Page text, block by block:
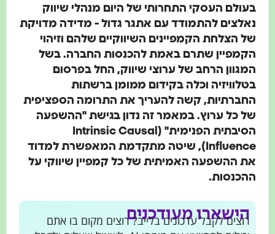
בעולם העסקי התחרותי של היום מנהלי שיווק
נאלצים להתמודד עם אתגר גדול - מדידה מדויקת
של הצלחת הקמפיינים השיווקיים שלהם וזיהוי
הקמפיין שתרם באמת להכנסות החברה. בשל
המגוון הרחב של ערוצי שיווק, החל בפרסום
בטלוויזיה וכלה בקידום ממומן ברשתות
החברתיות, קשה להעריך את התרומה הספציפית
של כל ערוץ. במאמר זה נדון בגישת "ההשפעה
הסיבתית הפנימית" (Intrinsic Causal
Influence), שיטה מתקדמת המאפשרת למדוד
את ההשפעה האמיתית של כל קמפיין שיווקי על
ההכנסות.
הישארו מעודכנים
רוצים לקבל עדכונים בלייב? רוצים מקום בו אתם